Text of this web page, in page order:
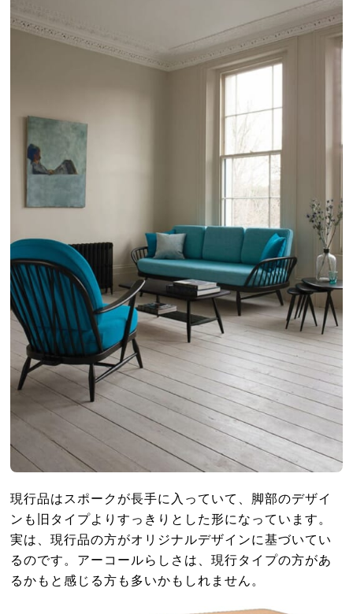
現行品はスポークが長手に入っていて、脚部のデザイ
ンも旧タイプよりすっきりとした形になっています。
実は、現行品の方がオリジナルデザインに基づいてい
るのです。アーコールらしさは、現行タイプの方があ
るかもと感じる方も多いかもしれません。